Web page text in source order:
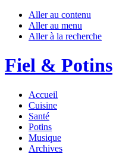
Aller au contenu
Aller au menu
Aller à la recherche
Fiel & Potins
Accueil
Cuisine
Santé
Potins
Musique
Archives